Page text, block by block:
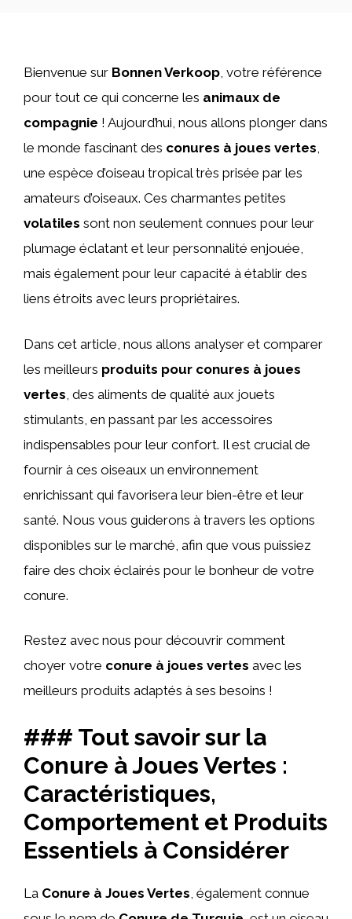
Bienvenue sur Bonnen Verkoop, votre référence
pour tout ce qui concerne les animaux de
compagnie ! Aujourd’hui, nous allons plonger dans
le monde fascinant des conures à joues vertes,
une espèce d’oiseau tropical très prisée par les
amateurs d’oiseaux. Ces charmantes petites
volatiles sont non seulement connues pour leur
plumage éclatant et leur personnalité enjouée,
mais également pour leur capacité à établir des
liens étroits avec leurs propriétaires.
Dans cet article, nous allons analyser et comparer
les meilleurs produits pour conures à joues
vertes , des aliments de qualité aux jouets
stimulants, en passant par les accessoires
indispensables pour leur confort. Il est crucial de
fournir à ces oiseaux un environnement
enrichissant qui favorisera leur bien-être et leur
santé. Nous vous guiderons à travers les options
disponibles sur le marché, afin que vous puissiez
faire des choix éclairés pour le bonheur de votre
conure.
Restez avec nous pour découvrir comment
choyer votre conure à joues vertes avec les
meilleurs produits adaptés à ses besoins !
### Tout savoir sur la
Conure à Joues Vertes :
Caractéristiques,
Comportement et Produits
Essentiels à Considérer
La Conure à Joues Vertes , également connue